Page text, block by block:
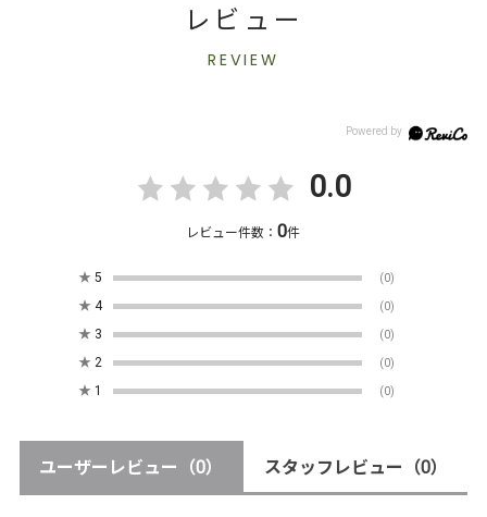
レビュー
REVIEW
0.0
レビュー件数：0件
★ 5 (0)
★ 4 (0)
★ 3 (0)
★ 2 (0)
★ 1 (0)
ユーザーレビュー （0） スタッフレビュー （0）